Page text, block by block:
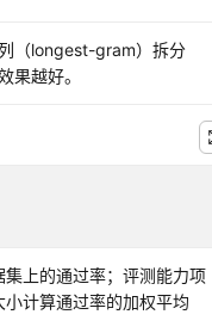
（longest-gram）拆分
果越好。
上的通过率；评测能力项
计算通过率的加权平均